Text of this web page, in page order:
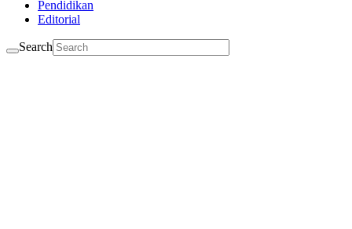
Pendidikan
Editorial
Search